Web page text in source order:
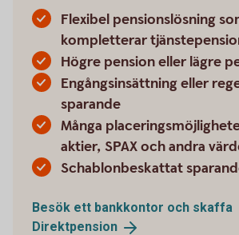
Flexibel pensionslösning
kompletterar
Högre pension eller lägre
Engångsinsättning eller
sparande
Många
aktier, SPAX och andra
Schablonbeskattat
Besök ett bankkontor och skaffa
Direktpension